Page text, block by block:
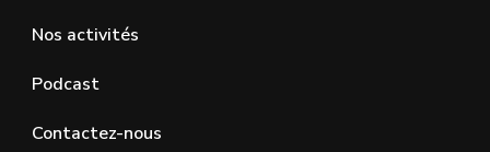
Nos activités
Podcast
Contactez-nous